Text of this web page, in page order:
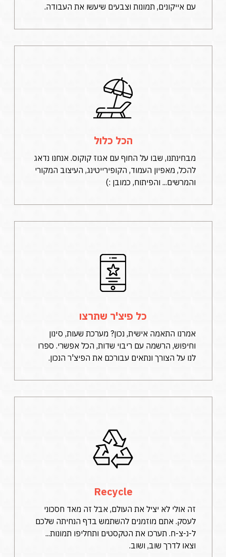
עם אייקונים, תמונות וצבעים שיעשו את העבודה.
הכל כלול
מבחינתנו, שבו על החוף עם אגוז קוקוס. אנחנו נדאג
להכל, מאפיון העמוד, הקופירייטינג, העיצוב המקורי
והמרשים... והפיתוח, כמובן :)
כל פיצ'ר שתרצו
אמרנו התאמה אישית, נכון? מערכת שעות, סינון
וחיפוש, הרשמה עם ריבוי שדות, הכל אפשרי. ספרו
לנו על הצורך ונתאים עבורכם את הפיצ'ר הנכון.
Recycle
זה אולי לא יציל את העולם, אבל זה מאד חסכוני
לעסק. אתם מוזמנים להשתמש בדף הנחיתה שלכם
ל-נ-צ-ח. תערכו את הטקסטים ותחליפו תמונות...
וצאו לדרך שוב, ושוב.